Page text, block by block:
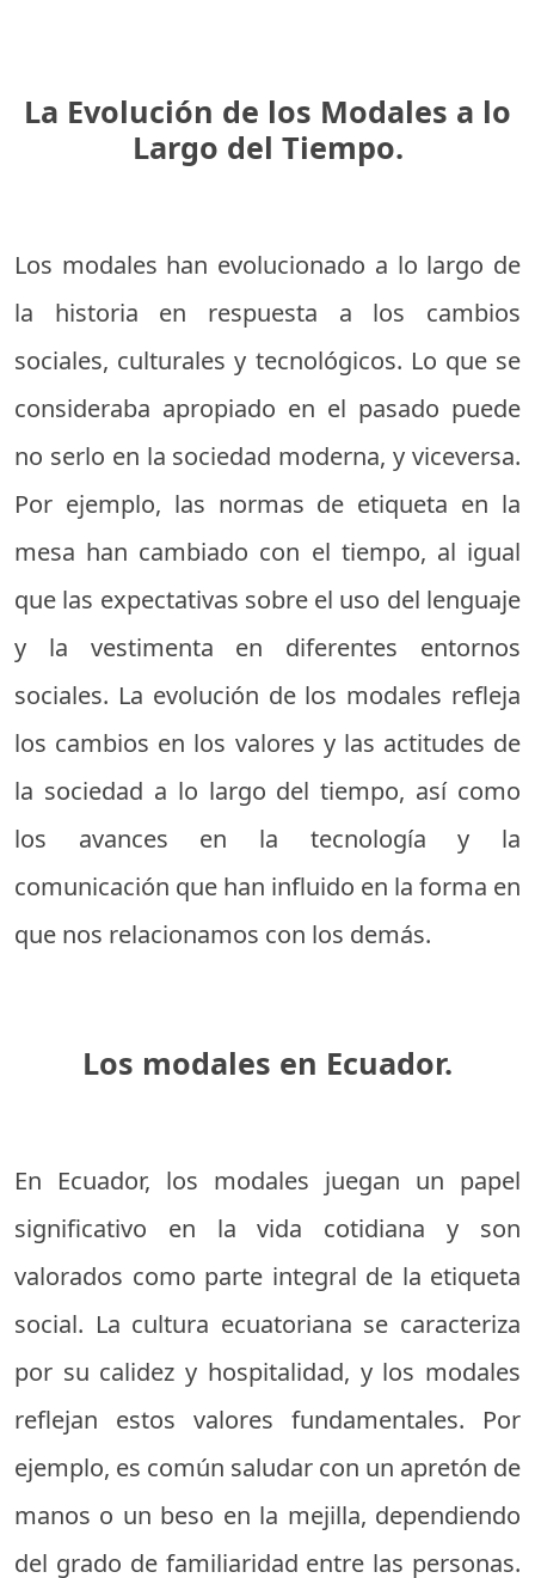
La Evolución de los Modales a lo
Largo del Tiempo.
Los modales han evolucionado a lo largo de
la historia en respuesta a los cambios
sociales, culturales y tecnológicos. Lo que se
consideraba apropiado en el pasado puede
no serlo en la sociedad moderna, y viceversa.
Por ejemplo, las normas de etiqueta en la
mesa han cambiado con el tiempo, al igual
que las expectativas sobre el uso del lenguaje
y la vestimenta en diferentes entornos
sociales. La evolución de los modales refleja
los cambios en los valores y las actitudes de
la sociedad a lo largo del tiempo, así como
los avances en la tecnología y la
comunicación que han influido en la forma en
que nos relacionamos con los demás.
Los modales en Ecuador.
En Ecuador, los modales juegan un papel
significativo en la vida cotidiana y son
valorados como parte integral de la etiqueta
social. La cultura ecuatoriana se caracteriza
por su calidez y hospitalidad, y los modales
reflejan estos valores fundamentales. Por
ejemplo, es común saludar con un apretón de
manos o un beso en la mejilla, dependiendo
del grado de familiaridad entre las personas.